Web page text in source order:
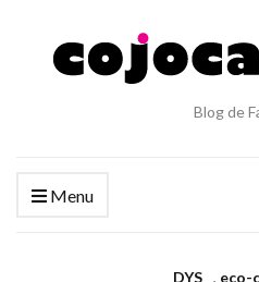
Blog de
Menu
DYS , eco-